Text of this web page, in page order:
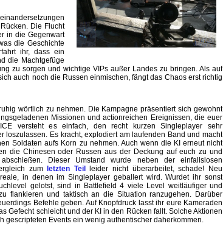
Die Flucht
in die Gegenwart
die Geschichte
ihr, dass ein
die Machtgefüge
zu sorgen und wichtige VIPs außer Landes zu bringen. Als auf
auch noch die Russen einmischen, fängt das Chaos erst richtig
wörtlich zu nehmen. Die Kampagne präsentiert sich gewohnt
Missionen und actionreichen Ereignissen, die euer
versteht es einfach, den recht kurzen Singleplayer sehr
loszulassen. Es kracht, explodiert am laufenden Band und macht
Soldaten aufs Korn zu nehmen. Auch wenn die KI erneut nicht
die Chinesen oder Russen aus der Deckung auf euch zu und
Dieser Umstand wurde neben der einfallslosen
zum
letzten Teil
leider nicht überarbeitet, schade! Neu
in denen im Singleplayer geballert wird. Wurdet ihr sonst
gelotst, sind in Battlefield 4 viele Level weitläufiger und
flankieren und taktisch an die Situation ranzugehen. Darüber
Befehle geben. Auf Knopfdruck lasst ihr eure Kameraden
Gefecht schleicht und der KI in den Rücken fallt. Solche Aktionen
gescripteten Events ein wenig authentischer daherkommen.